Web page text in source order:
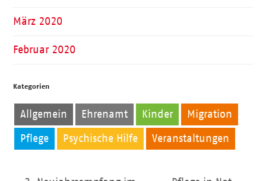
März 2020
Februar 2020
Kategorien
Allgemein Ehrenamt Kinder Migration
Pflege Psychische Hilfe Veranstaltungen